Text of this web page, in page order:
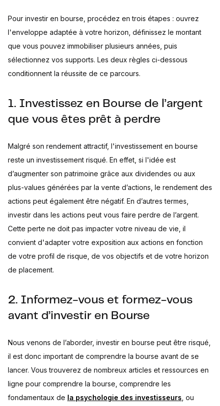
Pour investir en bourse, procédez en trois étapes : ouvrez
l'enveloppe adaptée à votre horizon, définissez le montant
que vous pouvez immobiliser plusieurs années, puis
sélectionnez vos supports. Les deux règles ci-dessous
conditionnent la réussite de ce parcours.
1. Investissez en Bourse de l’argent
que vous êtes prêt à perdre
Malgré son rendement attractif, l'investissement en bourse
reste un investissement risqué. En effet, si l'idée est
d’augmenter son patrimoine grâce aux dividendes ou aux
plus-values générées par la vente d’actions, le rendement des
actions peut également être négatif. En d’autres termes,
investir dans les actions peut vous faire perdre de l’argent.
Cette perte ne doit pas impacter votre niveau de vie, il
convient d'adapter votre exposition aux actions en fonction
de votre profil de risque, de vos objectifs et de votre horizon
de placement.
2. Informez-vous et formez-vous
avant d’investir en Bourse
Nous venons de l’aborder, investir en bourse peut être risqué,
il est donc important de comprendre la bourse avant de se
lancer. Vous trouverez de nombreux articles et ressources en
ligne pour comprendre la bourse, comprendre les
fondamentaux de la psychologie des investisseurs , ou